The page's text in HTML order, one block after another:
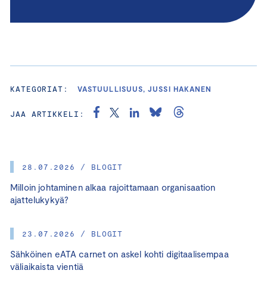
28.07.2026 / BLOGIT
Milloin johtaminen alkaa rajoittamaan organisaation
ajattelukykyä?
23.07.2026 / BLOGIT
Sähköinen eATA carnet on askel kohti digitaalisempaa
väliaikaista vientiä
KATEGORIAT: VASTUULLISUUS, JUSSI HAKANEN
JAA ARTIKKELI: